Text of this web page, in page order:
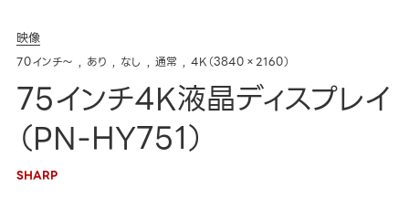
映像
70インチ～ あり なし 通常 4K（3840×2160）
75インチ4K液晶ディスプレイ
（PN-HY751）
SHARP